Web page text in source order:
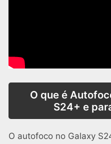
O que é
S24+ e
O autofoco no Galaxy